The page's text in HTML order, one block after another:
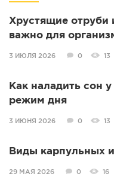
Хрустящие отруби
важно для
3 ИЮЛЯ 2026 0 13
Как наладить сон
режим дня
3 ИЮНЯ 2026 0 13
Виды карпульных
29 МАЯ 2026 0 16